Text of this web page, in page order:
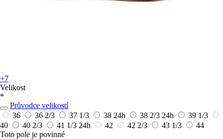
+7
Velikost
*
Průvodce velikostí
36
36 2/3 37 1/3 38 24h 38 2/3 24h
39 1/3
40
40 2/3 41 1/3 24h 42 42 2/3 43 1/3
44
Toto pole je povinné